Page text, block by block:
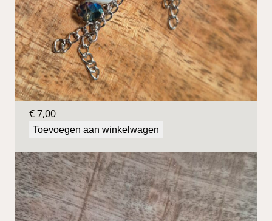
Blauwe oorbellen
€7,00
Toevoegen aan winkelwagen